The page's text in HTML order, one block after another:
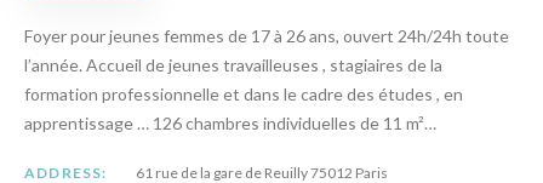
Foyer pour jeunes femmes de 17 à 26 ans, ouvert 24h/24h toute
l’année. Accueil de jeunes travailleuses , stagiaires de la
formation professionnelle et dans le cadre des études , en
apprentissage … 126 chambres individuelles de 11 m²…
ADDRESS:
61 rue de la gare de Reuilly 75012 Paris